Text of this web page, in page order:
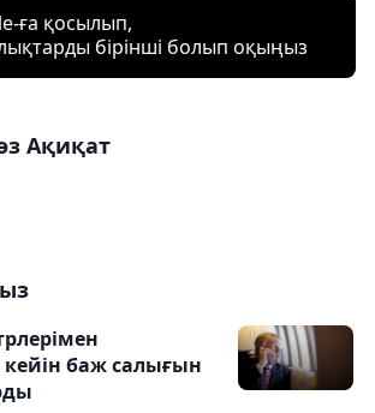
ға қосылып,
бірінші болып оқыңыз
Ақиқат
кейін баж салығын